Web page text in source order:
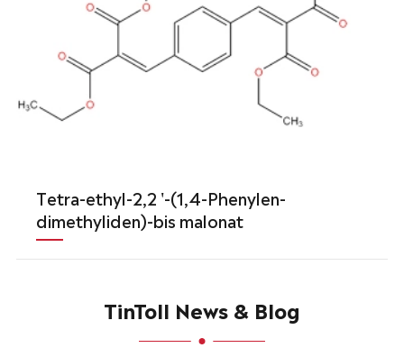
Tetra-ethyl-2,2 '-(1,4-Phenylen-
dimethyliden)-bis malonat
TinToll News & Blog